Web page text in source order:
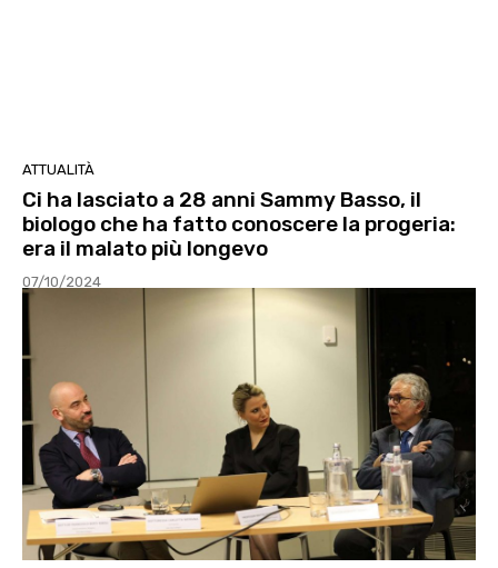
ATTUALITÀ
Ci ha lasciato a 28 anni Sammy Basso, il
biologo che ha fatto conoscere la progeria:
era il malato più longevo
07/10/2024